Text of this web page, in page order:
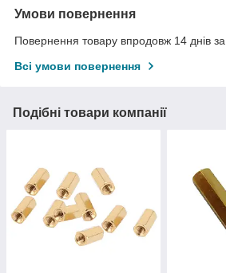
Умови повернення
Повернення товару впродовж 14 днів
Всі умови повернення
Подібні товари компанії